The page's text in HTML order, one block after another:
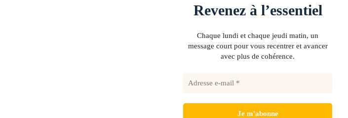
Revenez à l’essentiel
Chaque lundi et chaque jeudi matin, un
message court pour vous recentrer et avancer
avec plus de cohérence.